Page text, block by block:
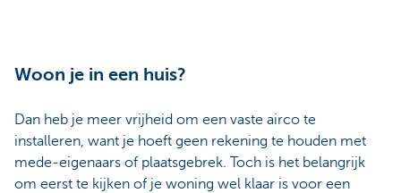
Woon je in een huis?
Dan heb je meer vrijheid om een vaste airco te
installeren, want je hoeft geen rekening te houden met
mede-eigenaars of plaatsgebrek. Toch is het belangrijk
om eerst te kijken of je woning wel klaar is voor een